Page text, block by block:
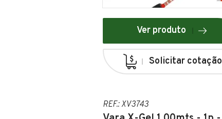
Ver produto
Solicitar cotação
REF.: XV3743